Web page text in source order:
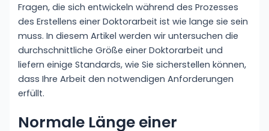
Fragen, die sich entwickeln während des Prozesses
des Erstellens einer Doktorarbeit ist wie lange sie sein
muss. In diesem Artikel werden wir untersuchen die
durchschnittliche Größe einer Doktorarbeit und
liefern einige Standards, wie Sie sicherstellen können,
dass Ihre Arbeit den notwendigen Anforderungen
erfüllt.
Normale Länge einer